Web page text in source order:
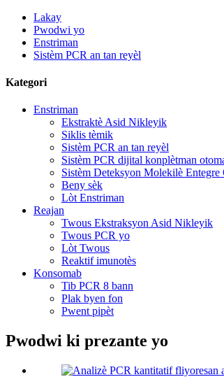
Lakay
Pwodwi yo
Enstriman
Sistèm PCR an tan reyèl
Kategori
Enstriman
Ekstraktè Asid Nikleyik
Siklis tèmik
Sistèm PCR an tan reyèl
Sistèm PCR dijital konplètman
Sistèm Deteksyon Molekilè Entegre
Beny sèk
Lòt Enstriman
Reajan
Twous Ekstraksyon Asid Nikleyik
Twous PCR yo
Lòt Twous
Reaktif imunotès
Konsomab
Tib PCR 8 bann
Plak byen fon
Pwent pipèt
Pwodwi ki prezante yo